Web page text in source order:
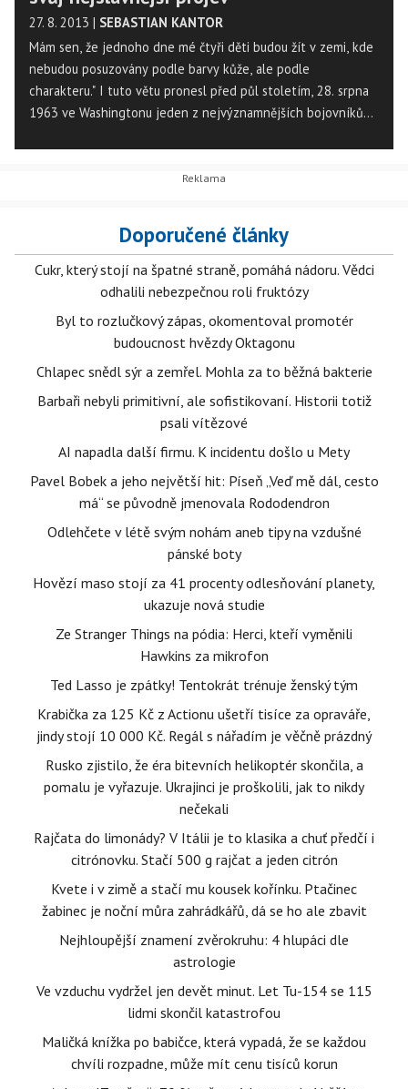
27. 8. 2013 | SEBASTIAN KANTOR
Mám sen, že jednoho dne mé čtyři děti budou žít v zemi, kde
nebudou posuzovány podle barvy kůže, ale podle
charakteru." I tuto větu pronesl před půl stoletím, 28. srpna
1963 ve Washingtonu jeden z nejvýznamnějších bojovníků
jako I have a Dream (Mám sen), vyslechlo čtvrt milionu lidí,
Doporučené články
Cukr, který stojí na špatné straně, pomáhá nádoru. Vědci
odhalili nebezpečnou roli fruktózy
Byl to rozlučkový zápas, okomentoval promotér
budoucnost hvězdy Oktagonu
Chlapec snědl sýr a zemřel. Mohla za to běžná bakterie
Barbaři nebyli primitivní, ale sofistikovaní. Historii totiž
psali vítězové
AI napadla další firmu. K incidentu došlo u Mety
Pavel Bobek a jeho největší hit: Píseň „Veď mě dál, cesto
má“ se původně jmenovala Rododendron
Odlehčete v létě svým nohám aneb tipy na vzdušné
pánské boty
Hovězí maso stojí za 41 procenty odlesňování planety,
ukazuje nová studie
Ze Stranger Things na pódia: Herci, kteří vyměnili
Hawkins za mikrofon
Ted Lasso je zpátky! Tentokrát trénuje ženský tým
Krabička za 125 Kč z Actionu ušetří tisíce za opraváře,
jindy stojí 10 000 Kč. Regál s nářadím je věčně prázdný
Rusko zjistilo, že éra bitevních helikoptér skončila, a
pomalu je vyřazuje. Ukrajinci je proškolili, jak to nikdy
nečekali
Rajčata do limonády? V Itálii je to klasika a chuť předčí i
citrónovku. Stačí 500 g rajčat a jeden citrón
Kvete i v zimě a stačí mu kousek kořínku. Ptačinec
žabinec je noční můra zahrádkářů, dá se ho ale zbavit
Nejhloupější znamení zvěrokruhu: 4 hlupáci dle
astrologie
Ve vzduchu vydržel jen devět minut. Let Tu-154 se 115
lidmi skončil katastrofou
Maličká knížka po babičce, která vypadá, že se každou
chvíli rozpadne, může mít cenu tisíců korun